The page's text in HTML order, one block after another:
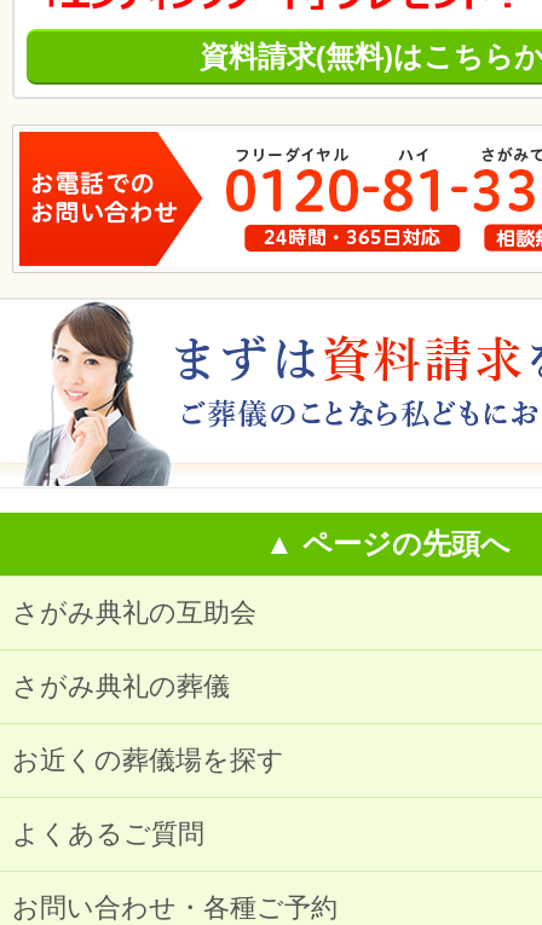
資料請求(無料)はこちら
▲ ページの先頭へ
さがみ典礼の互助会
さがみ典礼の葬儀
お近くの葬儀場を探す
よくあるご質問
お問い合わせ・各種ご予約